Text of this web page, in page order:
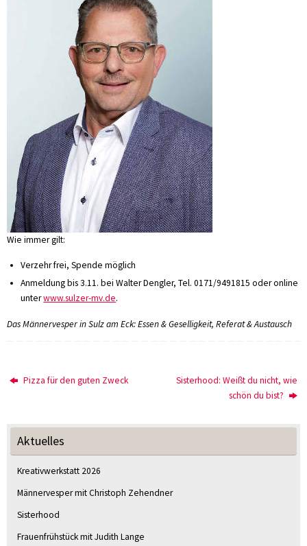
Wie immer gilt:
Verzehr frei, Spende möglich
Anmeldung bis 3.11. bei Walter Dengler, Tel. 0171/9491815 oder online
unterwww.sulzer-mv.de.
Das Männervesper in Sulz am Eck: Essen & Geselligkeit, Referat & Austausch
Pizza für den guten Zweck
Sisterhood: Weißt du nicht, wie
schön du bist?
Aktuelles
Kreativwerkstatt 2026
Männervesper mit Christoph Zehendner
Sisterhood
Frauenfrühstück mit Judith Lange